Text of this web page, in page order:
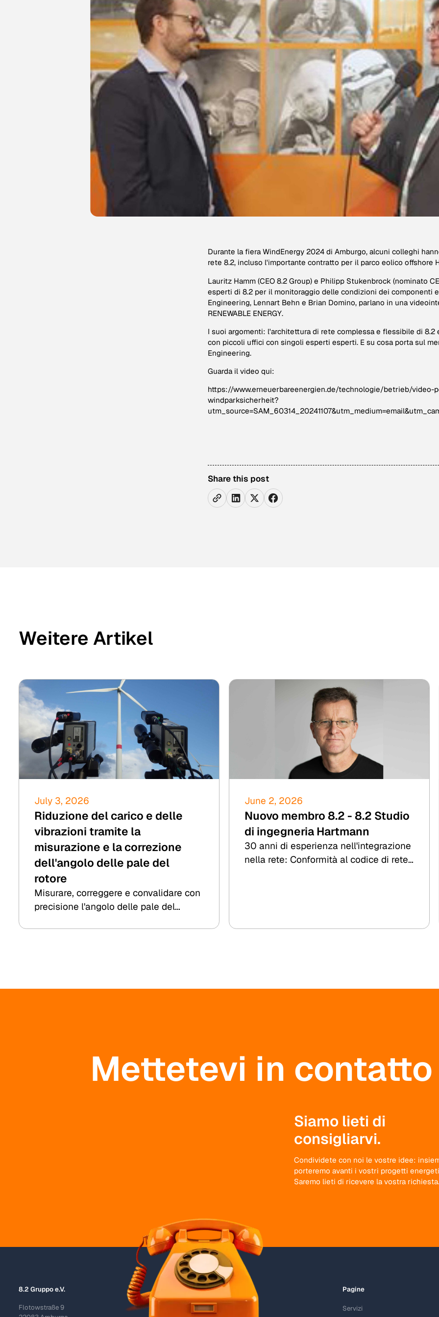
Durante la fiera WindEnergy 2024 di Amburgo, alcuni colleghi
rete 8.2, incluso l'importante contratto per il parco eolico offshore
Lauritz Hamm (CEO 8.2 Group) e Philipp Stukenbrock (nominato
esperti di 8.2 per il monitoraggio delle condizioni dei componenti
Engineering, Lennart Behn e Brian Domino, parlano in una
RENEWABLE ENERGY.
I suoi argomenti: l'architettura di rete complessa e flessibile di 8.2
con piccoli uffici con singoli esperti esperti. E su cosa porta sul
Engineering.
Guarda il video qui:
https://www.erneuerbareenergien.de/technologie/betrieb/video-
windparksicherheit?
Share this post
Weitere Artikel
July 3, 2026
Riduzione del carico e delle
vibrazioni tramite la
misurazione e la correzione
dell'angolo delle pale del
rotore
Misurare, correggere e convalidare con
precisione l'angolo delle pale del
June 2, 2026
Nuovo membro 8.2 - 8.2 Studio
di ingegneria Hartmann
30 anni di esperienza nell'integrazione
nella rete: Conformità al codice di rete
Mettetevi in contatto
Siamo lieti di
consigliarvi.
Condividete con noi le vostre idee:
porteremo avanti i vostri progetti
Saremo lieti di ricevere la vostra richiesta.
8.2 Gruppo e.V.
Flotowstraße 9
Pagine
Servizi